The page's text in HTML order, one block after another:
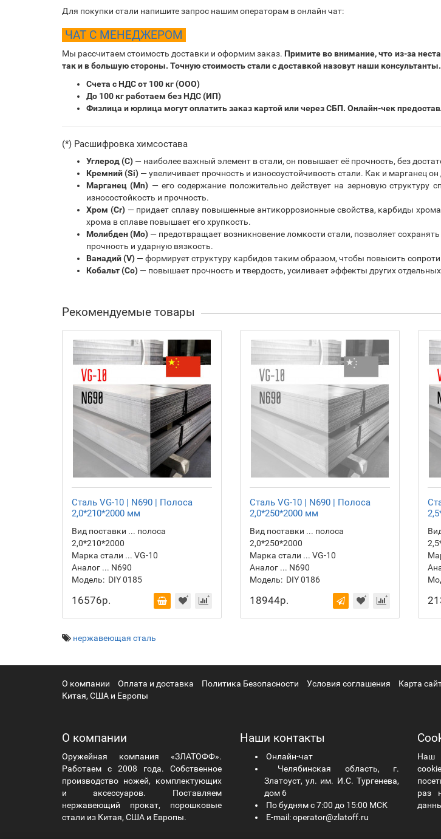
Для покупки стали напишите запрос нашим операторам в онлайн чат:
ЧАТ С МЕНЕДЖЕРОМ
Мы рассчитаем стоимость доставки и оформим заказ. Примите во внимание, что из-за
так и в большую стороны. Точную стоимость стали с доставкой назовут наши консультанты.
Счета с НДС от 100 кг (ООО)
До 100 кг работаем без НДС (ИП)
Физлица и юрлица могут оплатить заказ картой или через СБП. Онлайн-чек
(*) Расшифровка химсостава
Углерод (С) — наиболее важный элемент в стали, он повышает её прочность, без
Кремний (Si) — увеличивает прочность и износоустойчивость стали. Как и марганец
Марганец (Mn) — его содержание положительно действует на зерновую структуру
износостойкость и прочность.
Хром (Cr)— придает сплаву повышенные антикоррозионные свойства, карбиды
хрома в сплаве повышает его хрупкость.
Молибден (Mo) — предотвращает возникновение ломкости стали, позволяет
прочность и ударную вязкость.
Ванадий (V) — формирует структуру карбидов таким образом, чтобы повысить
Кобальт (Co) — повышает прочность и твердость, усиливает эффекты других
Рекомендуемые товары
Сталь VG-10 | N690 | Полоса
2,0*210*2000 мм
Вид поставки ... полоса
2,0*210*2000
Марка стали ... VG-10
Аналог ... N690
Модель: DIY 0185
16576р.
Сталь VG-10 | N690 | Полоса
2,0*250*2000 мм
Вид поставки ... полоса
2,0*250*2000
Марка стали ... VG-10
Аналог ... N690
Модель: DIY 0186
18944р.
нержавеющая сталь
О компании Оплата и доставка Политика Безопасности Условия соглашения Карта
Китая, США и Европы
О компании
Оружейная компания «ЗЛАТОФФ».
Работаем с 2008 года. Собственное
производство ножей, комплектующих
и аксессуаров. Поставляем
нержавеющий прокат, порошковые
стали из Китая, США и Европы.
Наши контакты
Онлайн-чат
Челябинская область, г.
Златоуст, ул. им. И.С. Тургенева,
дом 6
По будням с 7:00 до 15:00 МСК
E-mail: operator@zlatoff.ru
Наш
раз